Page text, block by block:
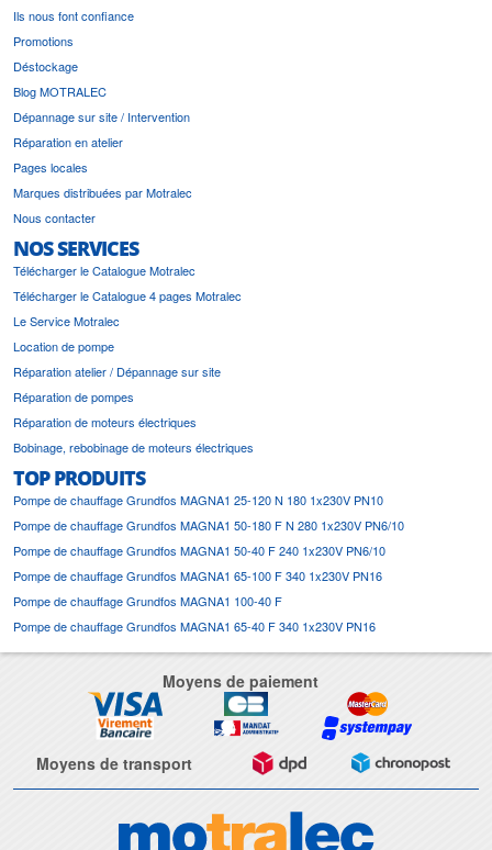
Ils nous font confiance
Promotions
Déstockage
Blog MOTRALEC
Dépannage sur site / Intervention
Réparation en atelier
Pages locales
Marques distribuées par Motralec
Nous contacter
NOS SERVICES
Télécharger le Catalogue Motralec
Télécharger le Catalogue 4 pages Motralec
Le Service Motralec
Location de pompe
Réparation atelier / Dépannage sur site
Réparation de pompes
Réparation de moteurs électriques
Bobinage, rebobinage de moteurs électriques
TOP PRODUITS
Pompe de chauffage Grundfos MAGNA1 25-120 N 180 1x230V PN10
Pompe de chauffage Grundfos MAGNA1 50-180 F N 280 1x230V PN6/10
Pompe de chauffage Grundfos MAGNA1 50-40 F 240 1x230V PN6/10
Pompe de chauffage Grundfos MAGNA1 65-100 F 340 1x230V PN16
Pompe de chauffage Grundfos MAGNA1 100-40 F
Pompe de chauffage Grundfos MAGNA1 65-40 F 340 1x230V PN16
Moyens de paiement
Moyens de transport